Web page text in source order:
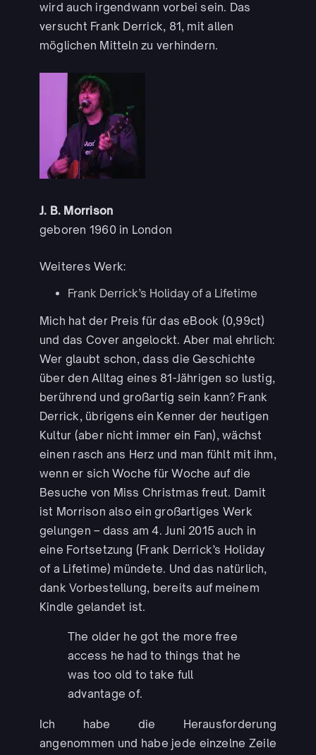
wird auch irgendwann vorbei sein. Das
versucht Frank Derrick, 81, mit allen
möglichen Mitteln zu verhindern.
J. B. Morrison
geboren 1960 in London
Weiteres Werk:
Frank Derrick’s Holiday of a Lifetime
Mich hat der Preis für das eBook (0,99ct)
und das Cover angelockt. Aber mal ehrlich:
Wer glaubt schon, dass die Geschichte
über den Alltag eines 81-Jährigen so lustig,
berührend und großartig sein kann? Frank
Derrick, übrigens ein Kenner der heutigen
Kultur (aber nicht immer ein Fan), wächst
einen rasch ans Herz und man fühlt mit ihm,
wenn er sich Woche für Woche auf die
Besuche von Miss Christmas freut. Damit
ist Morrison also ein großartiges Werk
gelungen – dass am 4. Juni 2015 auch in
eine Fortsetzung (Frank Derrick’s Holiday
of a Lifetime) mündete. Und das natürlich,
dank Vorbestellung, bereits auf meinem
Kindle gelandet ist.
The older he got the more free
access he had to things that he
was too old to take full
advantage of.
Ich habe die Herausforderung
angenommen und habe jede einzelne Zeile